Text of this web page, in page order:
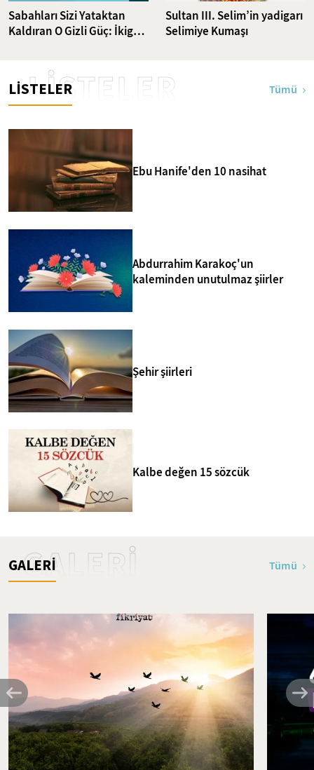
Sabahları Sizi Yataktan
Kaldıran O Gizli Güç: İkigai
Sultan III. Selim’in yadigarı
Selimiye Kumaşı
LİSTELER
LİSTELER Tümü
Ebu Hanife'den 10 nasihat
Abdurrahim Karakoç'un
kaleminden unutulmaz şiirler
Şehir şiirleri
Kalbe değen 15 sözcük
GALERİ
GALERİ Tümü